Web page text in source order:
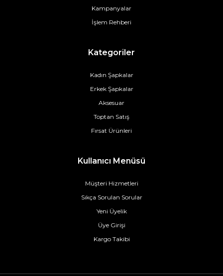
Kampanyalar
İşlem Rehberi
Kategoriler
Kadın Şapkalar
Erkek Şapkalar
Aksesuar
Toptan Satış
Fırsat Ürünleri
Kullanıcı Menüsü
Müşteri Hizmetleri
Sıkça Sorulan Sorular
Yeni Üyelik
Üye Girişi
Kargo Takibi